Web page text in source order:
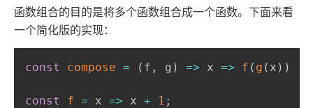
函数组合的目的是将多个函数组合成一个函数。下面来看
一个简化版的实现：
const compose = ( f , g ) => x => f ( g ( x ) )
const f = x => x + 1 ;